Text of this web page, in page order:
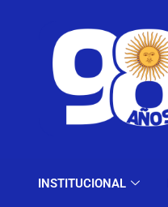
INSTITUCIONAL